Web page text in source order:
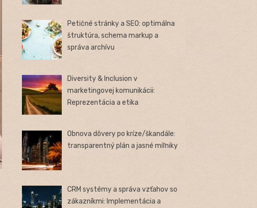
Petičné stránky a SEO: optimálna
štruktúra, schema markup a
správa archívu
Diversity & Inclusion v
marketingovej komunikácii:
Reprezentácia a etika
Obnova dôvery po kríze/škandále:
transparentný plán a jasné míľniky
CRM systémy a správa vzťahov so
zákazníkmi: Implementácia a